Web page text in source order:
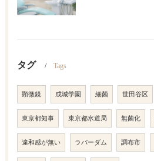
タグ Tags
顕微鏡 成城学園 細菌 世田谷区
東京都知事 東京都水道局 無菌化
違和感が無い ラバーダム 調布市